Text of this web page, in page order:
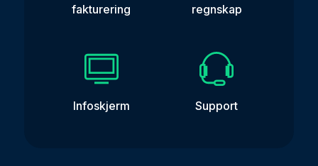
fakturering
regnskap
Infoskjerm Support